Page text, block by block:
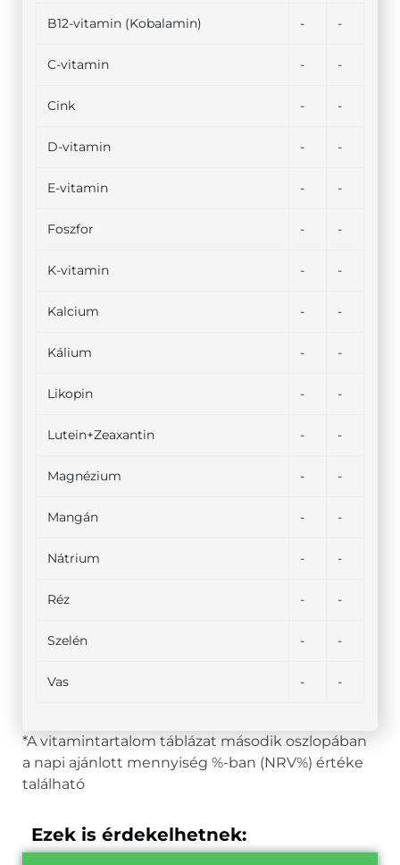
B12-vitamin (Kobalamin) - -
C-vitamin - -
Cink - -
D-vitamin - -
E-vitamin - -
Foszfor - -
K-vitamin - -
Kalcium - -
Kálium - -
Likopin - -
Lutein+Zeaxantin - -
Magnézium - -
Mangán - -
Nátrium - -
Réz - -
Szelén - -
Vas - -
*A vitamintartalom táblázat második oszlopában
a napi ajánlott mennyiség %-ban (NRV%) értéke
található
Ezek is érdekelhetnek: